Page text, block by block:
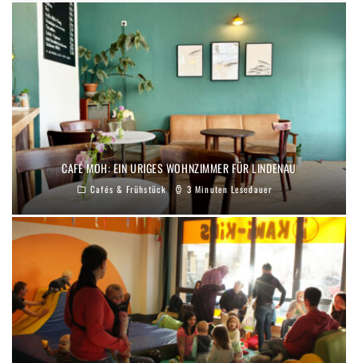
CAFÉ MOH: EIN URIGES WOHNZIMMER FÜR LINDENAU
Cafés & Frühstück 3 Minuten Lesedauer